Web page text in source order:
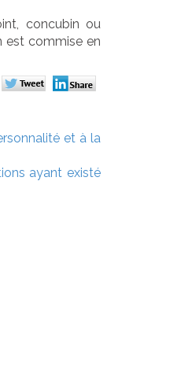
concubin ou
est commise en
et à la
ayant existé